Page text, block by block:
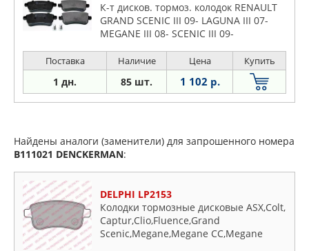
К-т дисков. тормоз. колодок RENAULT
GRAND SCENIC III 09- LAGUNA III 07-
MEGANE III 08- SCENIC III 09-
Поставка Наличие Цена Купить
1 дн. 85 шт. 1 102 р.
Найдены аналоги (заменители) для запрошенного номера
B111021 DENCKERMAN:
DELPHI LP2153
Колодки тормозные дисковые ASX,Colt,
Captur,Clio,Fluence,Grand
Scenic,Megane,Megane CC,Megane